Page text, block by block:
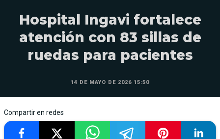
Hospital Ingavi fortalece
atención con 83 sillas de
ruedas para pacientes
14 DE MAYO DE 2026 15:50
Compartir en redes